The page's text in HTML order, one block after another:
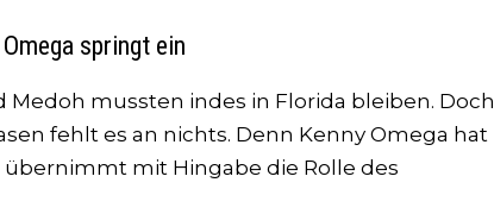
springt ein
Medoh mussten indes in Florida bleiben. Doch
fehlt es an nichts. Denn Kenny Omega hat
mit Hingabe die Rolle des